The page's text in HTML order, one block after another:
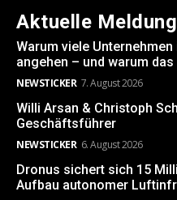
Aktuelle
Warum viele
angehen – und warum
NEWSTICKER 7. August 2026
Willi Arsan & Christoph
Geschäftsführer
NEWSTICKER 6. August 2026
Dronus sichert sich 15
Aufbau autonomer